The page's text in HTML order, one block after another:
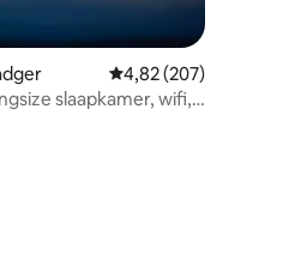
op 5, 165 recensies
Gemiddelde
4,82 (207)
slaapkamer, wifi,